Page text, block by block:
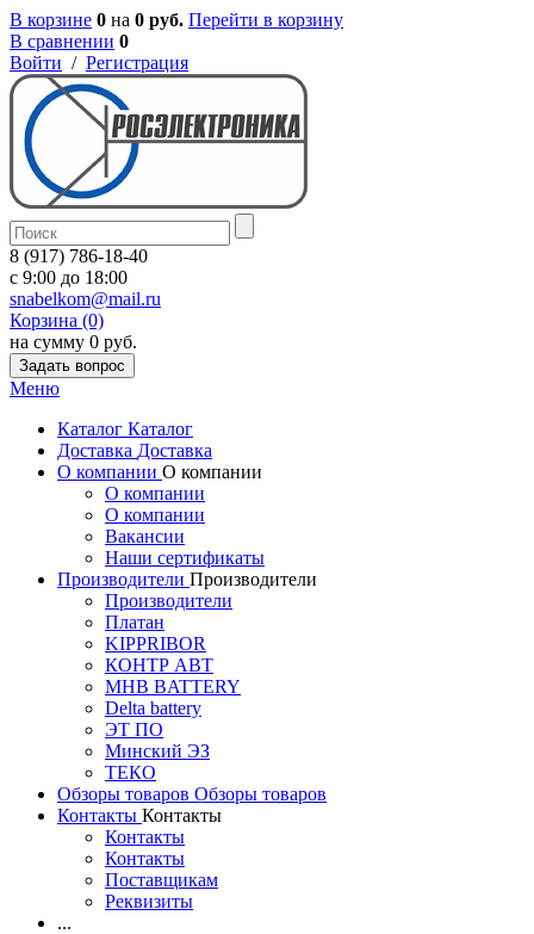
В корзине 0 на 0 руб. Перейти в корзину
В сравнении 0
Войти / Регистрация
8 (917) 786-18-40
c 9:00 до 18:00
snabelkom@mail.ru
Корзина (0)
на сумму 0 руб.
Задать вопрос
Меню
Каталог Каталог
Доставка Доставка
О компании О компании
О компании
О компании
Вакансии
Наши сертификаты
Производители Производители
Производители
Платан
KIPPRIBOR
КОНТР АВТ
MHB BATTERY
Delta battery
ЭT ПО
Минский ЭЗ
ТЕКО
Обзоры товаров Обзоры товаров
Контакты Контакты
Контакты
Контакты
Поставщикам
Реквизиты
...